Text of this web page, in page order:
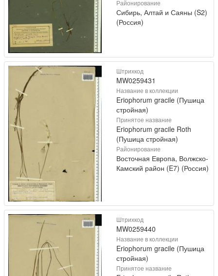
Районирование
Сибирь, Алтай и Саяны (S2)
(Россия)
Штрихкод
MW0259431
Название в коллекции
Eriophorum gracile (Пушица
стройная)
Принятое название
Eriophorum gracile Roth
(Пушица стройная)
Районирование
Восточная Европа, Волжско-
Камский район (E7) (Россия)
Штрихкод
MW0259440
Название в коллекции
Eriophorum gracile (Пушица
стройная)
Принятое название